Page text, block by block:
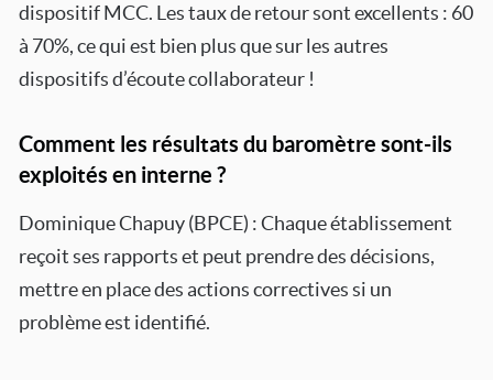
dispositif MCC. Les taux de retour sont excellents : 60
à 70%, ce qui est bien plus que sur les autres
dispositifs d’écoute collaborateur !
Comment les résultats du baromètre sont-ils
exploités en interne ?
Dominique Chapuy (BPCE) : Chaque établissement
reçoit ses rapports et peut prendre des décisions,
mettre en place des actions correctives si un
problème est identifié.